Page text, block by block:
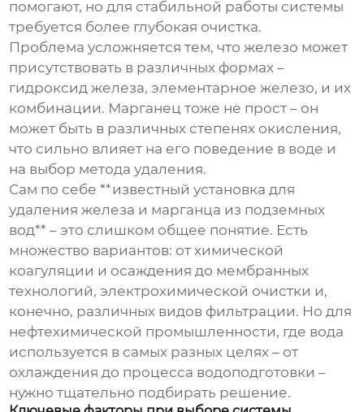
помогают, но для стабильной работы системы
требуется более глубокая очистка.
Проблема усложняется тем, что железо может
присутствовать в различных формах –
гидроксид железа, элементарное железо, и их
комбинации. Марганец тоже не прост – он
может быть в различных степенях окисления,
что сильно влияет на его поведение в воде и
на выбор метода удаления.
Сам по себе **известный установка для
удаления железа и марганца из подземных
вод** – это слишком общее понятие. Есть
множество вариантов: от химической
коагуляции и осаждения до мембранных
технологий, электрохимической очистки и,
конечно, различных видов фильтрации. Но для
нефтехимической промышленности, где вода
используется в самых разных целях – от
охлаждения до процесса водоподготовки –
нужно тщательно подбирать решение.